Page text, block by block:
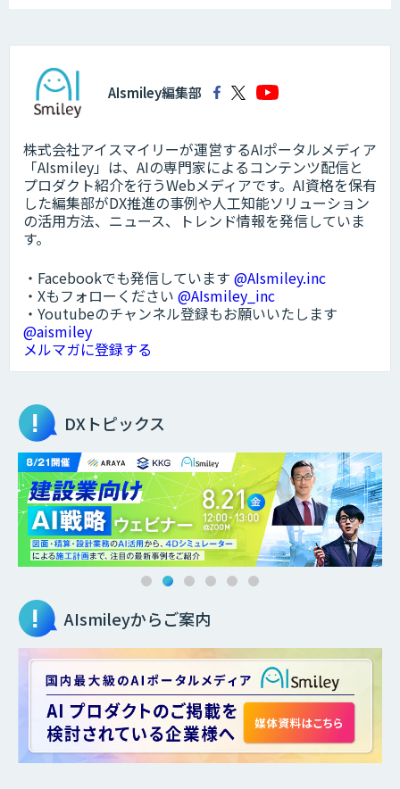
AIsmiley編集部
株式会社アイスマイリーが運営するAIポータルメディア
「AIsmiley」は、AIの専門家によるコンテンツ配信と
プロダクト紹介を行うWebメディアです。AI資格を保有
した編集部がDX推進の事例や人工知能ソリューション
の活用方法、ニュース、トレンド情報を発信していま
す。
・Facebookでも発信しています @AIsmiley.inc
・Xもフォローください @AIsmiley_inc
・Youtubeのチャンネル登録もお願いいたします
@aismiley
メルマガに登録する
DXトピックス
AIsmileyからご案内